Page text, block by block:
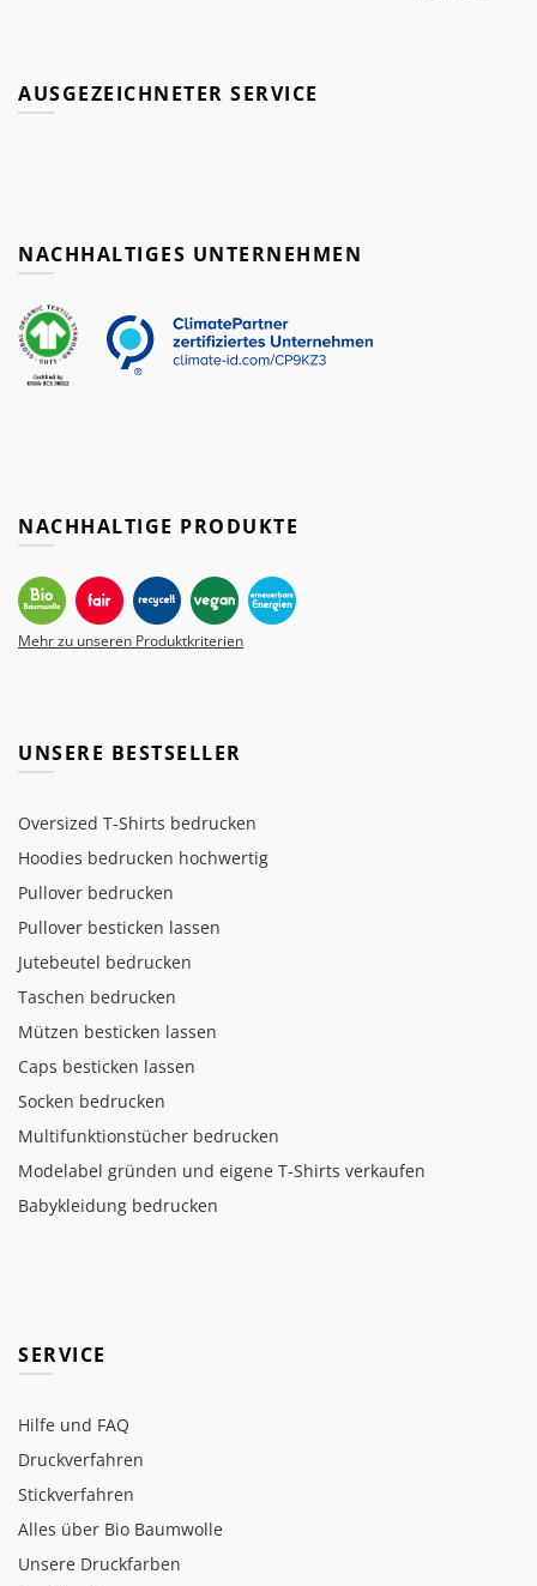
AUSGEZEICHNETER SERVICE
NACHHALTIGES UNTERNEHMEN
NACHHALTIGE PRODUKTE
Mehr zu unseren Produktkriterien
UNSERE BESTSELLER
Oversized T-Shirts bedrucken
Hoodies bedrucken hochwertig
Pullover bedrucken
Pullover besticken lassen
Jutebeutel bedrucken
Taschen bedrucken
Mützen besticken lassen
Caps besticken lassen
Socken bedrucken
Multifunktionstücher bedrucken
Modelabel gründen und eigene T-Shirts verkaufen
Babykleidung bedrucken
SERVICE
Hilfe und FAQ
Druckverfahren
Stickverfahren
Alles über Bio Baumwolle
Unsere Druckfarben